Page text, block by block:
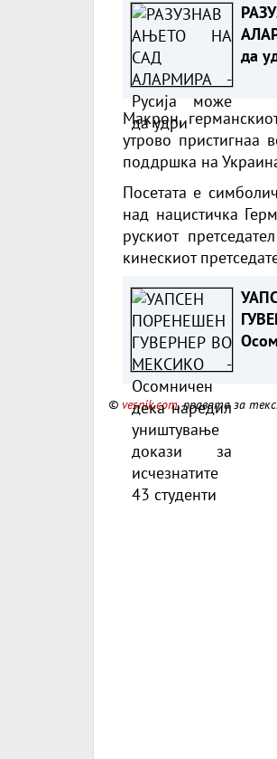
да
Макрон,
утрово пристигнаа
поддршка на
Посетата е
над нацистичка
рускиот
кинескиот
© vesnik.com, правата за